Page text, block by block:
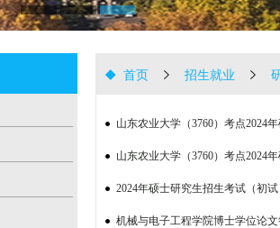
首页 招生就业
山东农业大学（3760）考点2024
山东农业大学（3760）考点2024
2024年硕士研究生招生考试（初
机械与电子工程学院博士学位论文